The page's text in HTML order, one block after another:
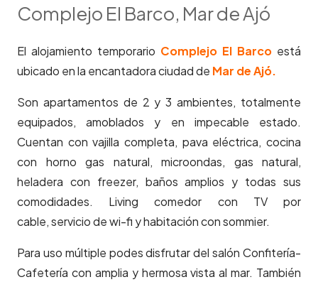
Complejo El Barco, Mar de Ajó
El alojamiento temporario Complejo El Barco está
ubicado en la encantadora ciudad de Mar de Ajó.
Son apartamentos de 2 y 3 ambientes, totalmente
equipados, amoblados y en impecable estado.
Cuentan con vajilla completa, pava eléctrica, cocina
con horno gas natural, microondas, gas natural,
heladera con freezer, baños amplios y todas sus
comodidades. Living comedor con TV por
cable, servicio de wi-fi y habitación con sommier.
Para uso múltiple podes disfrutar del salón Confitería-
Cafetería con amplia y hermosa vista al mar. También